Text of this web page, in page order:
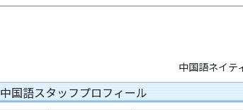
中国語ネイテ
中国語スタッフプロフィール